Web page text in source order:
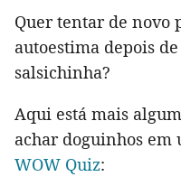
Quer tentar de novo
autoestima depois
salsichinha?
Aqui está mais
achar doguinhos
WOW Quiz: